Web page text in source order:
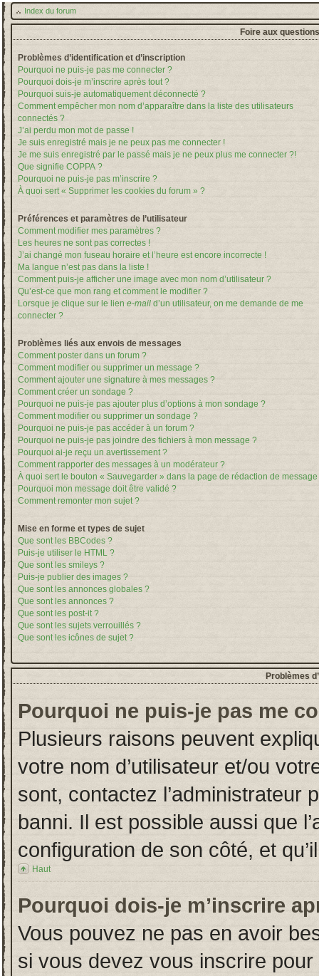
Index du forum
Foire aux
Problèmes d’identification et d’inscription
Pourquoi ne puis-je pas me connecter ?
Pourquoi dois-je m’inscrire après tout ?
Pourquoi suis-je automatiquement déconnecté ?
Comment empêcher mon nom d’apparaître dans la liste des utilisateurs
connectés ?
J’ai perdu mon mot de passe !
Je suis enregistré mais je ne peux pas me connecter !
Je me suis enregistré par le passé mais je ne peux plus me connecter ?!
Que signifie COPPA ?
Pourquoi ne puis-je pas m’inscrire ?
À quoi sert « Supprimer les cookies du forum » ?
Préférences et paramètres de l’utilisateur
Comment modifier mes paramètres ?
Les heures ne sont pas correctes !
J’ai changé mon fuseau horaire et l’heure est encore incorrecte !
Ma langue n’est pas dans la liste !
Comment puis-je afficher une image avec mon nom d’utilisateur ?
Qu’est-ce que mon rang et comment le modifier ?
Lorsque je clique sur le lien e-mail d’un utilisateur, on me demande de me
connecter ?
Problèmes liés aux envois de messages
Comment poster dans un forum ?
Comment modifier ou supprimer un message ?
Comment ajouter une signature à mes messages ?
Comment créer un sondage ?
Pourquoi ne puis-je pas ajouter plus d’options à mon sondage ?
Comment modifier ou supprimer un sondage ?
Pourquoi ne puis-je pas accéder à un forum ?
Pourquoi ne puis-je pas joindre des fichiers à mon message ?
Pourquoi ai-je reçu un avertissement ?
Comment rapporter des messages à un modérateur ?
À quoi sert le bouton « Sauvegarder » dans la page de rédaction de message
Pourquoi mon message doit être validé ?
Comment remonter mon sujet ?
Mise en forme et types de sujet
Que sont les BBCodes ?
Puis-je utiliser le HTML ?
Que sont les smileys ?
Puis-je publier des images ?
Que sont les annonces globales ?
Que sont les annonces ?
Que sont les post-it ?
Que sont les sujets verrouillés ?
Que sont les icônes de sujet ?
Problèmes
Pourquoi ne puis-je pas me
Plusieurs raisons peuvent
votre nom d’utilisateur et/ou
sont, contactez l’administrateur
banni. Il est possible aussi que
configuration de son côté, et
Haut
Pourquoi dois-je m’inscrire
Vous pouvez ne pas en avoir
si vous devez vous inscrire